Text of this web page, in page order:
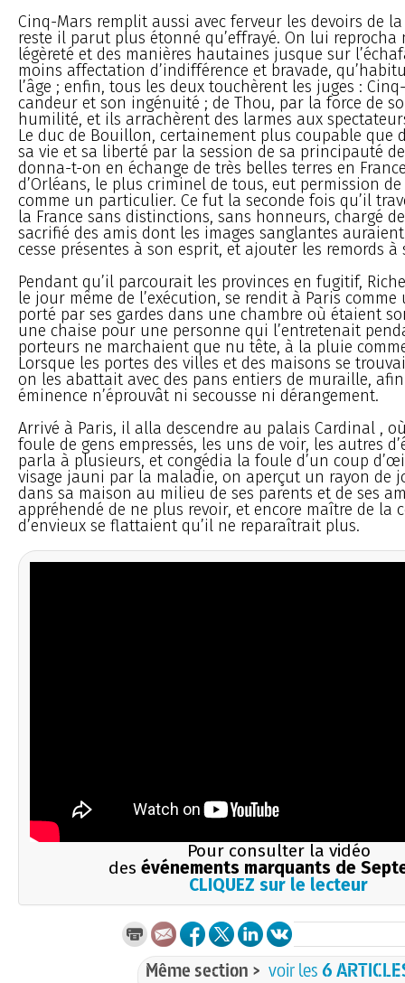
Cinq-Mars remplit aussi avec ferveur les devoirs de
reste il parut plus étonné qu’effrayé. On lui reprocha
légèreté et des manières hautaines jusque sur
moins affectation d’indifférence et bravade,
l’âge ; enfin, tous les deux touchèrent les juges :
candeur et son ingénuité ; de Thou, par la force de
humilité, et ils arrachèrent des larmes aux
Le duc de Bouillon, certainement plus coupable que
sa vie et sa liberté par la session de sa principauté
donna-t-on en échange de très belles terres en
d’Orléans, le plus criminel de tous, eut permission
comme un particulier. Ce fut la seconde fois qu’il
la France sans distinctions, sans honneurs, chargé
sacrifié des amis dont les images sanglantes
cesse présentes à son esprit, et ajouter les remords
Pendant qu’il parcourait les provinces en fugitif,
le jour même de l’exécution, se rendit à Paris
porté par ses gardes dans une chambre où étaient
une chaise pour une personne qui l’entretenait
porteurs ne marchaient que nu tête, à la pluie
Lorsque les portes des villes et des maisons se
on les abattait avec des pans entiers de muraille,
éminence n’éprouvât ni secousse ni dérangement.
Arrivé à Paris, il alla descendre au palais Cardinal ,
foule de gens empressés, les uns de voir, les autres
parla à plusieurs, et congédia la foule d’un coup
visage jauni par la maladie, on aperçut un rayon de
dans sa maison au milieu de ses parents et de ses
appréhendé de ne plus revoir, et encore maître de la
d’envieux se flattaient qu’il ne reparaîtrait plus.
Pour consulter la vidéo
des événements marquants de
CLIQUEZ sur le lecteur
Même section > voir les6